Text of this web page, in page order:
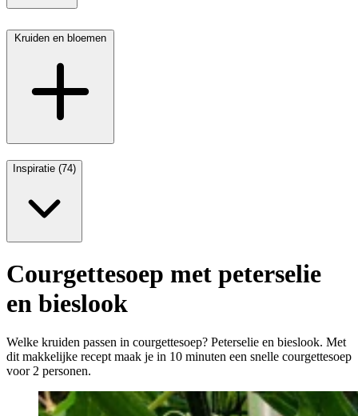
Kruiden en bloemen
Inspiratie (74)
Courgettesoep met peterselie
en bieslook
Welke kruiden passen in courgettesoep? Peterselie en bieslook. Met
dit makkelijke recept maak je in 10 minuten een snelle courgettesoep
voor 2 personen.